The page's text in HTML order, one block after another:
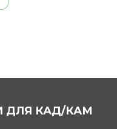
ДЛЯ КАД/КАМ